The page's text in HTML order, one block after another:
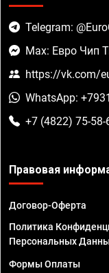
Telegram:
Max: Евро Чип
https://vk.com/
WhatsApp:
+7 (4822) 75-58-
Правовая
Договор-Оферта
Политика
Персональных
Формы Оплаты